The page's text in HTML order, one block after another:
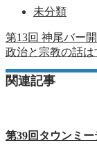
未分類
第13回 神尾バー
政治と宗教の話
関連記事
第39回タウンミ